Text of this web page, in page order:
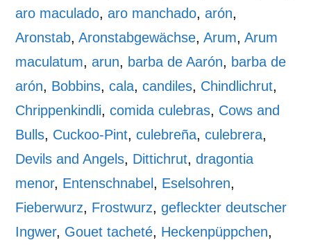
aro maculado,aro manchado,arón,
Aronstab,Aronstabgewächse,Arum,Arum
maculatum,arun, barba de Aarón, barba de
arón, Bobbins,cala,candiles, Chindlichrut,
Chrippenkindli,comida culebras, Cows and
Bulls, Cuckoo-Pint,culebreña,culebrera,
Devils and Angels, Dittichrut,dragontia
menor, Entenschnabel , Eselsohren,
Fieberwurz, Frostwurz,gefleckter deutscher
Ingwer, Gouet tacheté, Heckenpüppchen,